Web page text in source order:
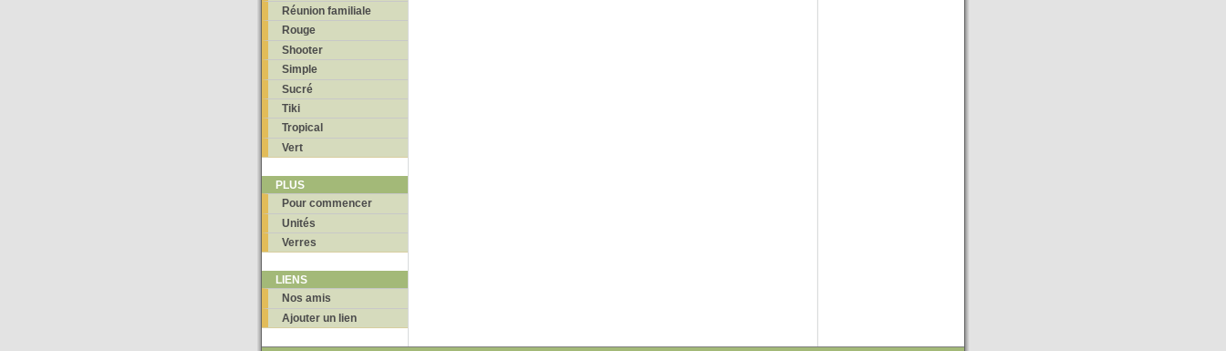
Réunion familiale
Rouge
Shooter
Simple
Sucré
Tiki
Tropical
Vert
PLUS
Pour commencer
Unités
Verres
LIENS
Nos amis
Ajouter un lien